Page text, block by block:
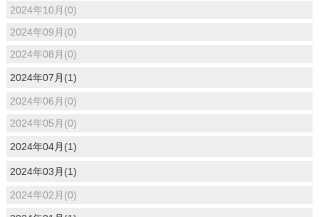
2024年10月(0)
2024年09月(0)
2024年08月(0)
2024年07月(1)
2024年06月(0)
2024年05月(0)
2024年04月(1)
2024年03月(1)
2024年02月(0)